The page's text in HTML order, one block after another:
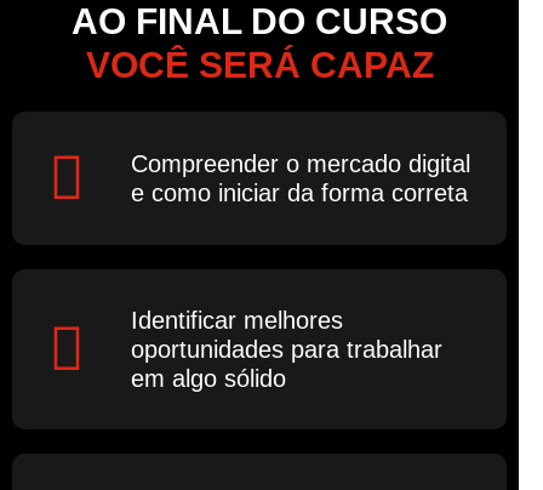
AO FINAL DO CURSO
VOCÊ SERÁ CAPAZ
Compreender o mercado digital
e como iniciar da forma correta
Identificar melhores
oportunidades para trabalhar
em algo sólido